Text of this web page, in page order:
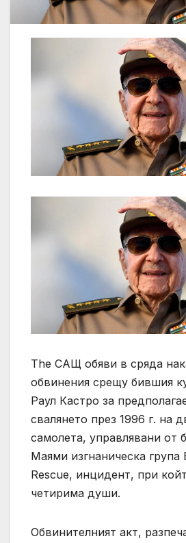
The САЩ обяви в сряда
обвинения срещу бившия
Раул Кастро за
свалянето през 1996 г. на
самолета, управлявани от
Маями изгнаническа група
Rescue, инцидент, при
четирима души.
Обвинителният акт,